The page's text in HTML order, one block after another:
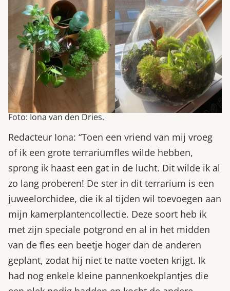
Foto: Iona van den Dries.
Redacteur Iona: “Toen een vriend van mij vroeg
of ik een grote terrariumfles wilde hebben,
sprong ik haast een gat in de lucht. Dit wilde ik al
zo lang proberen! De ster in dit terrarium is een
juweelorchidee, die ik al tijden wil toevoegen aan
mijn kamerplantencollectie. Deze soort heb ik
met zijn speciale potgrond en al in het midden
van de fles een beetje hoger dan de anderen
geplant, zodat hij niet te natte voeten krijgt. Ik
had nog enkele kleine pannenkoekplantjes die